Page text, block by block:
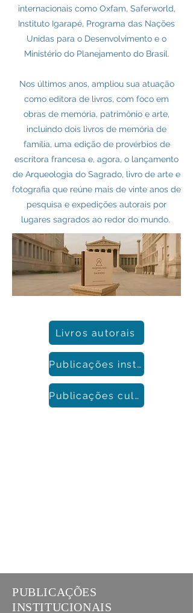
internacionais como Oxfam, Saferworld,
Instituto Igarapé, Programa das Nações
Unidas para o Desenvolvimento e o
Ministério do Planejamento do Brasil.
Nos últimos anos, ampliou sua atuação
como editora de livros, com foco em
obras de memória, patrimônio e arte,
incluindo dois livros de memória de
família, uma edição de provérbios de
escritora francesa e, agora, o lançamento
de Arqueologia do Sagrado, livro de arte e
fotografia que reúne mais de vinte anos de
pesquisa e expedições autorais por
lugares sagrados ao redor do mundo.
Livros autorais
Publicações institucionais
Publicações culturais
PUBLICAÇÕES
INSTITUCIONAIS